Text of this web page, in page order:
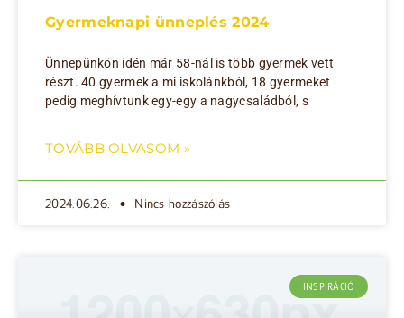
Gyermeknapi ünneplés 2024
Ünnepünkön idén már 58-nál is több gyermek vett
részt. 40 gyermek a mi iskolánkból, 18 gyermeket
pedig meghívtunk egy-egy a nagycsaládból, s
TOVÁBB OLVASOM »
2024.06.26. Nincs hozzászólás
INSPIRÁCIÓ